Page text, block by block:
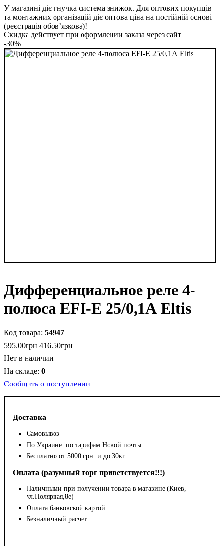
У магазині діє гнучка система знижок. Для оптових покупців
та монтажних організацій діє оптова ціна на постійній основі
(реєстрація обов’язкова)!
Скидка действует при оформлении заказа через сайт
-30%
Дифференциальное реле 4-
полюса EFI-E 25/0,1А Eltis
Доставка
Самовывоз
По Украине: по тарифам Новой почты
Бесплатно от 5000 грн. и до 30кг
Оплата (разумный торг приветствуется!!!)
Наличными при получении товара в магазине (Киев,
ул.Полярная,8е)
Оплата банковской картой
Безналичный расчет
54947
595.00грн 416.50грн
Нет в наличии
0
Сообщить о поступлении